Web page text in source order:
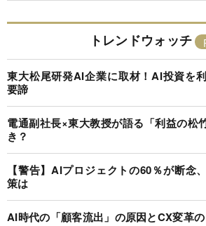
トレンドウォッチ
東大松尾研発AI企業に取材！AI投資を
要諦
電通副社長×東大教授が語る「利益の松
き？
【警告】AIプロジェクトの60％が断念
策は
AI時代の「顧客流出」の原因とCX変革の